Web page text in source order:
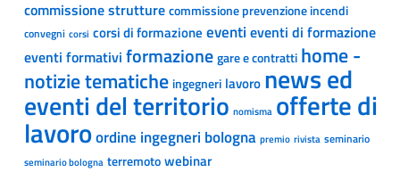
commissione strutturecommissione prevenzione incendi
convegni corsi corsi di formazione eventi eventi di formazione
eventi formativi formazionegare e contratti home -
notizie tematiche ingegneri lavoro news ed
eventi del territorio nomisma offerte di
lavoroordine ingegneri bologna premio rivista seminario
seminario bologna terremotowebinar